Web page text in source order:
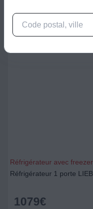
Réfrigérateur avec freezer
Réfrigérateur 1 porte
1079€